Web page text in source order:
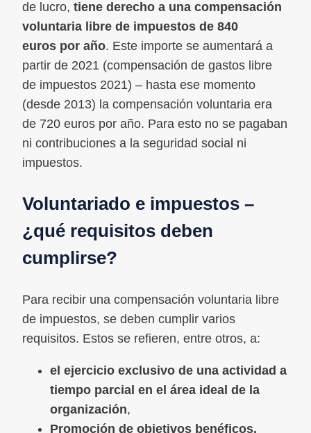
de lucro, tiene derecho a una compensación
voluntaria libre de impuestos de 840
euros por año. Este importe se aumentará a
partir de 2021 (compensación de gastos libre
de impuestos 2021) – hasta ese momento
(desde 2013) la compensación voluntaria era
de 720 euros por año. Para esto no se pagaban
ni contribuciones a la seguridad social ni
impuestos.
Voluntariado e impuestos –
¿qué requisitos deben
cumplirse?
Para recibir una compensación voluntaria libre
de impuestos, se deben cumplir varios
requisitos. Estos se refieren, entre otros, a:
el ejercicio exclusivo de una actividad a
tiempo parcial en el área ideal de la
organización,
Promoción de objetivos benéficos,